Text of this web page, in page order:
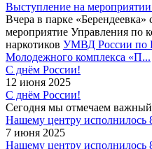
Выступление на
Вчера в парке «Берендеевка»
мероприятие Управления по
наркотиков УМВД России по
Молодежного комплекса «П...
С днём России!
12 июня 2025
С днём России!
Сегодня мы отмечаем
Нашему центру исполнилось
7 июня 2025
Нашему центру исполнилось